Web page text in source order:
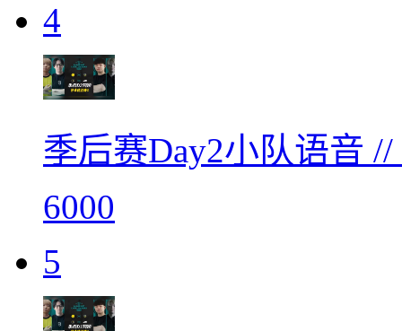
4
季后赛Day2小队语音
6000
5